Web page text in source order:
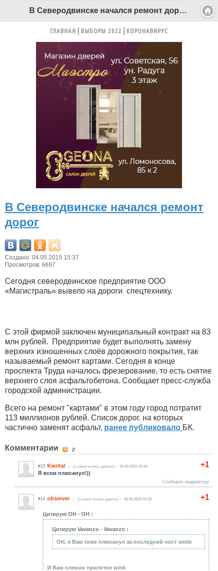
В Северодвинске начался ремонт дорог - Беломорканал Северодвинск tv29.ru
ГЛАВНАЯ ВЫБОРЫ 2022 КОРОНАВИРУС
В Северодвинске начался ремонт
дорог
Создано: 04.05.2015 15:37
Просмотров: 6697
Сегодня северодвинское предприятие ООО
«Магистраль» вывело на дороги спецтехнику.
С этой фирмой заключен муниципальный контракт на 83
млн рублей. Предприятие будет выполнять замену
верхних изношенных слоёв дорожного покрытия, так
называемый ремонт картами. Сегодня в конце
проспекта Труда началось фрезерование, то есть снятие
верхнего слоя асфальтобетона. Сообщает пресс-служба
городской администрации.
Всего на ремонт "картами" в этом году город потратит
113 миллионов рублей. Список дорог. на которых
частично заменят асфальт, ранее публиковало БК.
Комментарии
+1
#15 Kierital (c нами очень давно) 06.05.2015 23:06
Я всем плюсанул!))
Сообщить модератору
+1
#14 observer (c нами очень давно) 06.05.2015 10:42
Цитирую ОН - ОН :
Цитирую Vavanzo - Vavanzo :
ОН, я Вам тоже плюсанул за последний пост smile
И Вам плюсик прилетел wink